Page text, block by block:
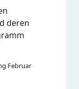
deren
Februar